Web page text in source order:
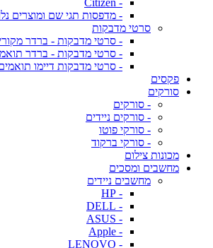
- Citizen
- מדפסות תגי שם ומוצרים
סרטי מדבקות
- סרטי מדבקות - ברדר
- סרטי מדבקות - ברדר
- סרטי מדבקות דיימו
פקסים
סורקים
- סורקים
- סורקים ניידים
- סורקי פוטו
- סורקי ברקוד
מכונות צילום
מחשבים ומסכים
מחשבים ניידים
- HP
- DELL
- ASUS
- Apple
- LENOVO